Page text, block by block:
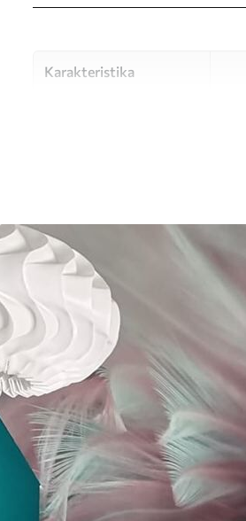
Karakteristika
Artikel nummer
Produktion
Derudover
Rengøring
Anvendelsesmetode
Tilgængelige materialer